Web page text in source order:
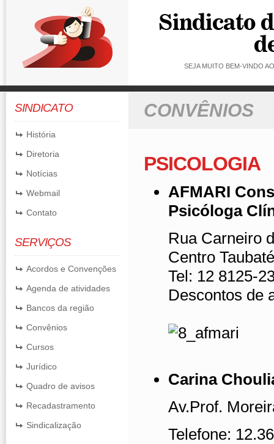
SEJA MUITO BEM-VINDO
SINDICATO
História
Diretoria
Notícias
Webmail
Contato
SERVIÇOS
Acordos e Convenções
Agenda de atividades
Bancos da região
Convênios
Cursos
Jurídico
Quadro de avisos
Recadastramento
Sindicalização
CONVÊNIOS
PSICOLOGIA
AFMARI
Psicóloga
Rua Carneiro
Centro Taubaté
Tel: 12 8125-
Descontos de
Carina
Av.Prof.
Telefone: